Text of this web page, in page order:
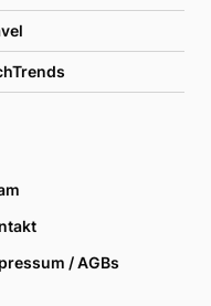
/ AGBs